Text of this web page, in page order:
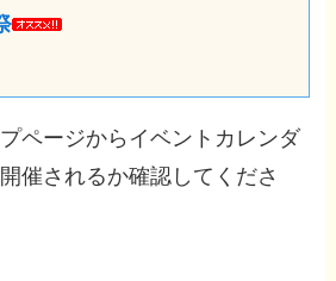
ページからイベントカレンダ
催されるか確認してくださ